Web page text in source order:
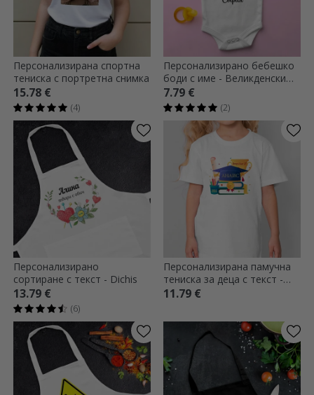
Персонализирана спортна
тениска с портретна снимка
15.78 €
(4)
Персонализирано бебешко
боди с име - Великденски
заек
7.79 €
(2)
Персонализирано
сортиране с текст - Dichis
13.79 €
(6)
Персонализирана памучна
тениска за деца с текст -
Absolventa
11.79 €